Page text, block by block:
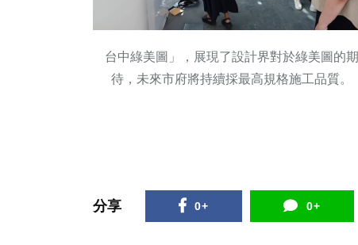
台中綠美圖」，展現了設計界對於綠美圖的期
待，未來市府將持續採最高規格施工品質。
分享 0+ 0+